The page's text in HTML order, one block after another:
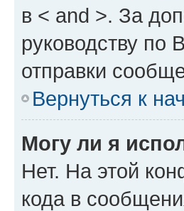
в < and >. За
руководству по
отправки
Вернуться к
Могу ли я
Нет. На этой
кода в